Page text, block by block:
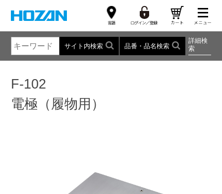
サイト内検索 品番・品名検索
詳細検
索
F-102
電極（履物用）